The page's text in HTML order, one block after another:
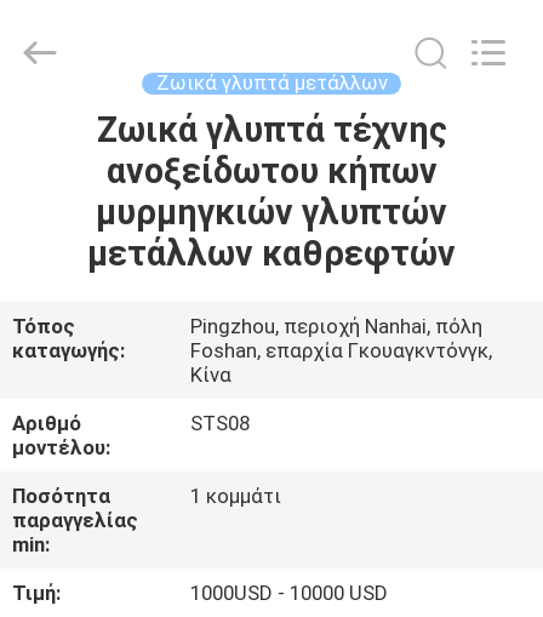
ΠΡΟΪΌΝΤΑ
ΒΊΝΤΕΟ
ΣΧΕΤΙΚΆ
ΕΜΆΣ
ΕΠΙΣΚΕΨΉ
ΕΡΓΟΣΤΑΣΊΟΥ
Ζωικά γλυπτά μετάλλων
Ζωικά γλυπτά τέχνης
ανοξείδωτου κήπων
μυρμηγκιών γλυπτών
μετάλλων καθρεφτών
Τόπος
καταγωγής:
Pingzhou, περιοχή Nanhai, πόλη
Foshan, επαρχία Γκουαγκντόνγκ,
Κίνα
Αριθμό
μοντέλου:
STS08
Ποσότητα
παραγγελίας
min:
1 κομμάτι
Τιμή:
1000USD - 10000 USD